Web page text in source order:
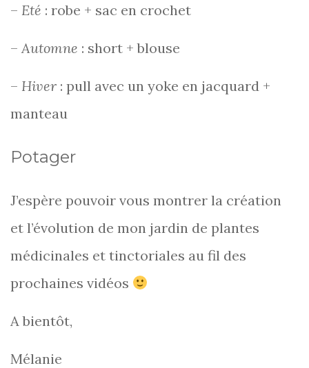
– Eté : robe + sac en crochet
– Automne : short + blouse
– Hiver : pull avec un yoke en jacquard +
manteau
Potager
J’espère pouvoir vous montrer la création
et l’évolution de mon jardin de plantes
médicinales et tinctoriales au fil des
prochaines vidéos
A bientôt,
Mélanie